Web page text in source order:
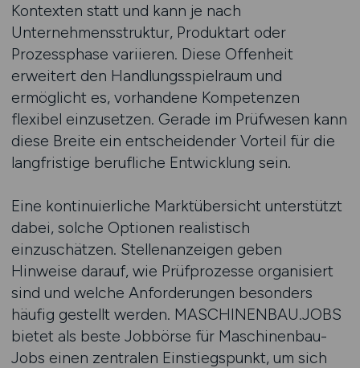
Kontexten statt und kann je nach
Unternehmensstruktur, Produktart oder
Prozessphase variieren. Diese Offenheit
erweitert den Handlungsspielraum und
ermöglicht es, vorhandene Kompetenzen
flexibel einzusetzen. Gerade im Prüfwesen kann
diese Breite ein entscheidender Vorteil für die
langfristige berufliche Entwicklung sein.
Eine kontinuierliche Marktübersicht unterstützt
dabei, solche Optionen realistisch
einzuschätzen. Stellenanzeigen geben
Hinweise darauf, wie Prüfprozesse organisiert
sind und welche Anforderungen besonders
häufig gestellt werden. MASCHINENBAU.JOBS
bietet als beste Jobbörse für Maschinenbau-
Jobs einen zentralen Einstiegspunkt, um sich